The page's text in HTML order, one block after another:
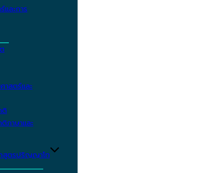
ละการ
สตร์และ
ติ
ภาษาและ
สูตรปริญญาโท